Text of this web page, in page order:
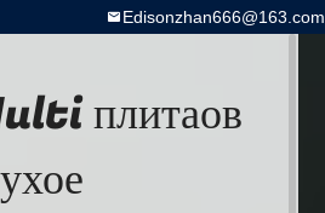
Edisonzhan666@163.com
плитаов